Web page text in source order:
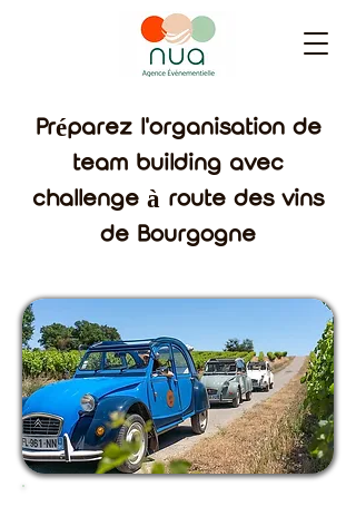
Préparez l'organisation de
team building avec
challenge à route des vins
de Bourgogne